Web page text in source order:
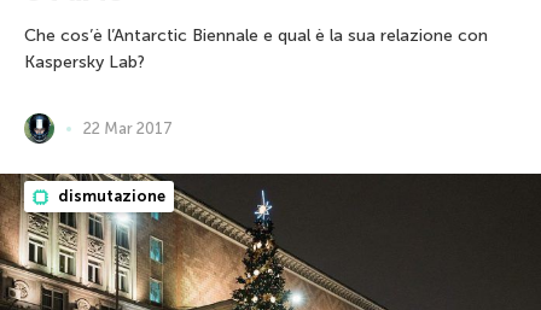
Che cos’è l’Antarctic Biennale e qual è la sua relazione con
Kaspersky Lab?
22 Mar 2017
dismutazione